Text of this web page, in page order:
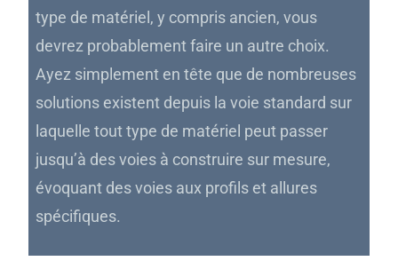
type de matériel, y compris ancien, vous
devrez probablement faire un autre choix.
Ayez simplement en tête que de nombreuses
solutions existent depuis la voie standard sur
laquelle tout type de matériel peut passer
jusqu’à des voies à construire sur mesure,
évoquant des voies aux profils et allures
spécifiques.